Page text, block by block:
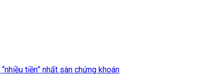
tiền” nhất sàn chứng khoán